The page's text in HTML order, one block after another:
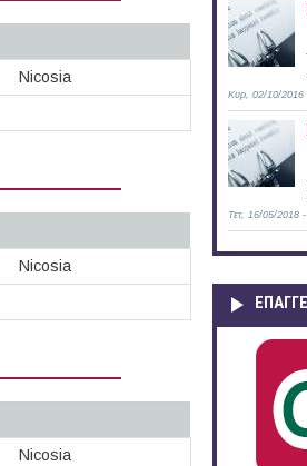
Nicosia
Nicosia
Nicosia
Κυρ, 02/10/2016
Τετ, 16/05/2018